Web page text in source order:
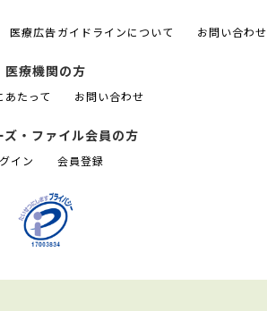
医療広告ガイドラインについて お問い合わせ
医療機関の方
あたって お問い合わせ
ズ・ファイル会員の方
イン 会員登録